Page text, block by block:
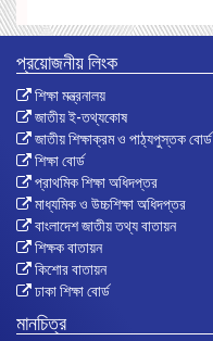
প্রয়োজনীয় লিংক
শিক্ষা মন্ত্রনালয়
জাতীয় ই-তথ্যকোষ
জাতীয় শিক্ষাক্রম ও পাঠ্যপুস্তক বোর্ড
শিক্ষা বোর্ড
প্রাথমিক শিক্ষা অধিদপ্তর
মাধ্যমিক ও উচ্চশিক্ষা অধিদপ্তর
বাংলাদেশ জাতীয় তথ্য বাতায়ন
শিক্ষক বাতায়ন
কিশোর বাতায়ন
ঢাকা শিক্ষা বোর্ড
মানচিত্র